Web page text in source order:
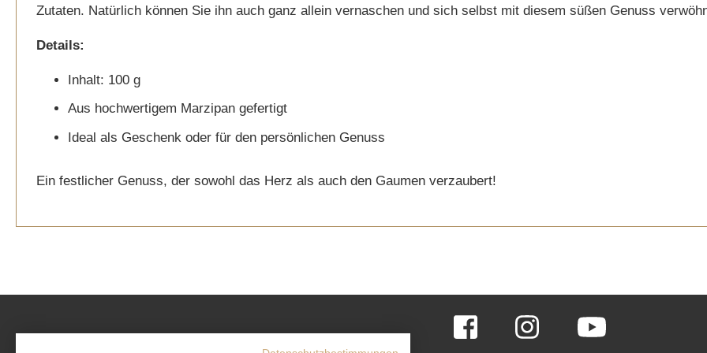
gallery
Zutaten. Natürlich können Sie ihn auch ganz allein vernaschen und sich selbst mit diesem süßen Genuss
Details:
Inhalt: 100 g
Aus hochwertigem Marzipan gefertigt
Ideal als Geschenk oder für den persönlichen Genuss
Ein festlicher Genuss, der sowohl das Herz als auch den Gaumen verzaubert!
MEDIA
Facebook Instagram YouTube